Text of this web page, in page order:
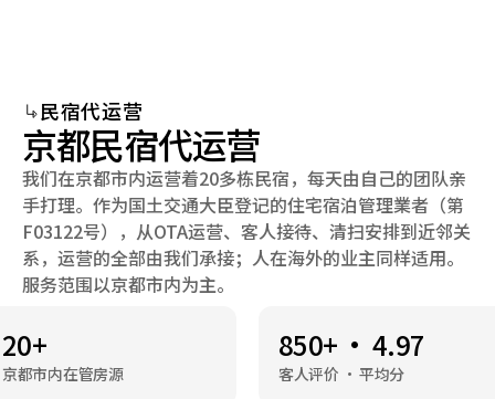
民宿代运营
京都民宿代运营
我们在京都市内运营着20多栋民宿，每天由自己的团队亲
手打理。作为国土交通大臣登记的住宅宿泊管理業者（第
F03122号），从OTA运营、客人接待、清扫安排到近邻关
系，运营的全部由我们承接；人在海外的业主同样适用。
服务范围以京都市内为主。
20+
京都市内在管房源
850+ · 4.97
客人评价 · 平均分